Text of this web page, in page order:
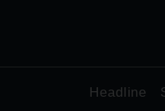
Headline